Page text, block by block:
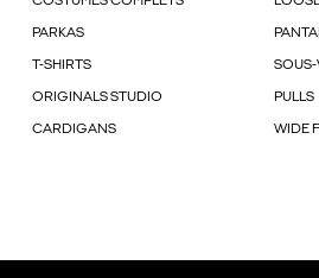
PARKAS
T-SHIRTS
ORIGINALS STUDIO PULLS
CARDIGANS WIDE